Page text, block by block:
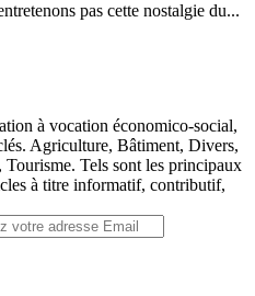
pas cette nostalgie du...
à vocation économico-social,
Agriculture, Bâtiment, Divers,
Tels sont les principaux
à titre informatif, contributif,